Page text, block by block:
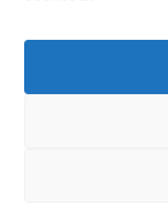
Γραφείο
Copyright ©